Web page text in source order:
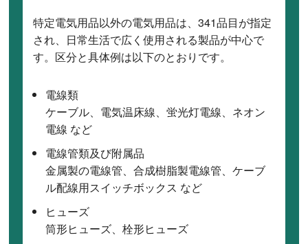
特定電気用品以外の電気用品は、341品目が指定
され、日常生活で広く使用される製品が中心で
す。区分と具体例は以下のとおりです。
電線類
ケーブル、電気温床線、蛍光灯電線、ネオン
電線 など
電線管類及び附属品
金属製の電線管、合成樹脂製電線管、ケーブ
ル配線用スイッチボックス など
ヒューズ
筒形ヒューズ、栓形ヒューズ